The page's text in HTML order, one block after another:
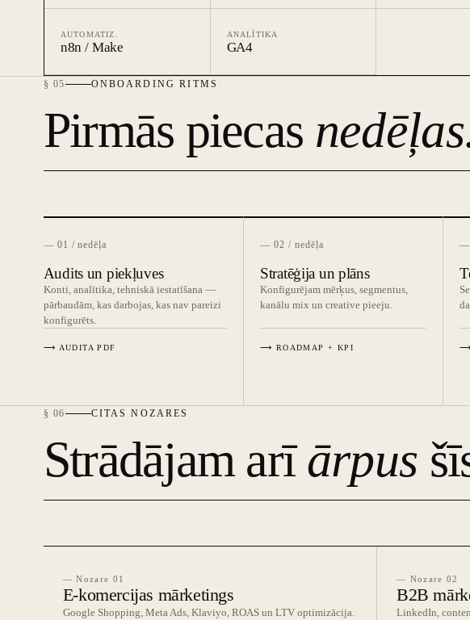
AUTOMATIZ.
n8n / Make
ANALĪTIKA
GA4
§ 05 ONBOARDING RITMS
Pirmās piecas
— 01 / nedēļa
Audits un piekļuves
Konti, analītika, tehniskā iestatīšana —
pārbaudām, kas darbojas, kas nav pareizi
konfigurēts.
⟶ AUDITA PDF
— 02 / nedēļa
Stratēģija un plāns
Konfigurējam mērķus, segmentus,
kanālu mix un creative pieeju.
⟶ ROADMAP + KPI
—
⟶
§ 06 CITAS NOZARES
Strādājam arīārpus
— Nozare 01
E-komercijas mārketings
Google Shopping, Meta Ads, Klaviyo, ROAS un LTV optimizācija.
— Nozare 02
B2B
LinkedIn,